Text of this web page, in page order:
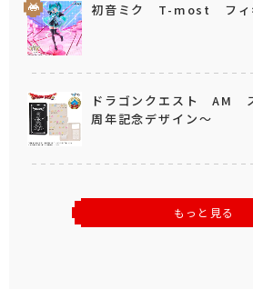
初音ミク T-most フィ
ドラゴンクエスト AM
周年記念デザイン～
もっと見る